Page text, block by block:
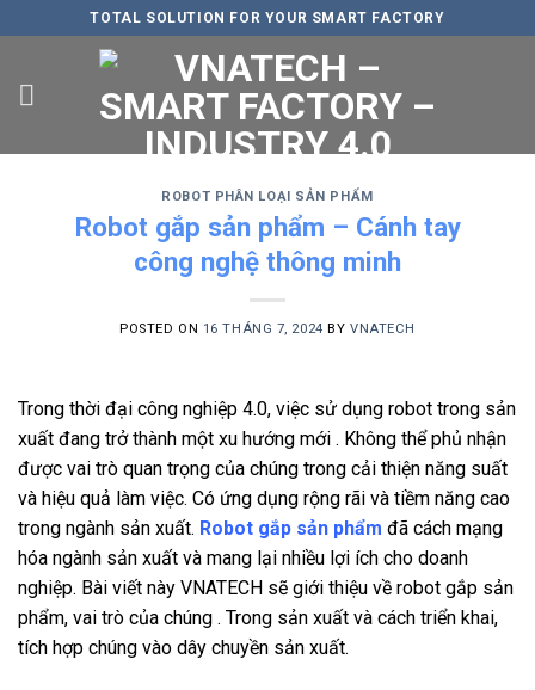
to
TOTAL SOLUTION FOR YOUR SMART FACTORY
ROBOT PHÂN LOẠI SẢN PHẨM
Robot gắp sản phẩm – Cánh tay
công nghệ thông minh
POSTED ON 16 THÁNG 7, 2024 BY VNATECH
Trong thời đại công nghiệp 4.0, việc sử dụng robot trong sản
xuất đang trở thành một xu hướng mới . Không thể phủ nhận
được vai trò quan trọng của chúng trong cải thiện năng suất
và hiệu quả làm việc. Có ứng dụng rộng rãi và tiềm năng cao
trong ngành sản xuất. Robot gắp sản phẩm đã cách mạng
hóa ngành sản xuất và mang lại nhiều lợi ích cho doanh
nghiệp. Bài viết này VNATECH sẽ giới thiệu về robot gắp sản
phẩm, vai trò của chúng . Trong sản xuất và cách triển khai,
tích hợp chúng vào dây chuyền sản xuất.